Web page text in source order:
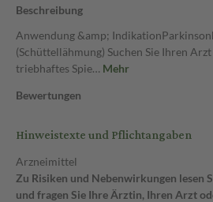
Beschreibung
Anwendung &amp;
(Schüttellähmung) Suchen Sie Ihren
triebhaftes Spie… Mehr
Bewertungen
Hinweistexte und Pflichtangaben
Arzneimittel
Zu Risiken und Nebenwirkungen lesen
und fragen Sie Ihre Ärztin, Ihren Arzt